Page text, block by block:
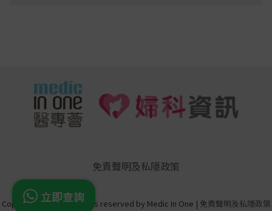
免責聲明及私隱政策
Copyright © 2026 All rights reserved by Medic In One | 免責聲明及私隱政策
立即查詢